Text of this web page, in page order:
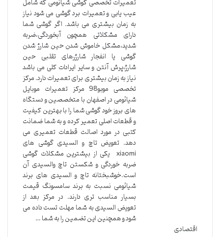
تعمیرات تخصصی گوشی شیائومی که شامل
عیب یابی و تعمیرات برد گوشی می شود نیاز
به زمان بیشتری می باشد. اگر گوشی شما
دارای مشکلاتی همچون آبخوردگی،ضربه
شدید،مشکل خاموش شدن حین شارژ شدن
گوشی یا انفجار شارژرهای تقلبی حین
شارژ،پرش آنتن و سایر ایرادات کلی می باشد
نیاز به زمان بیشتری برای تعمیرات دارد. مرکز
تخصصی موبو98 مرکز تعمیرات موبایل
شیائومی در اصفهان با متخصصین و دستگاه
های بروز خود گوشی شما را با بهترین کیفیت
و قطعات اصلی تعمیر کرده و به شما ضمانت
کتبی در مورد اصالت قطعات تعمیری می
دهد. تعویض تاچ و السیدی گوشی های
xiaomi یکی از بیشترین مشکلات گوشی
ضربه خوردگی و شکستن تاچ والسیدی آن
است.خوشبختانه تاچ و السیدی های برند
شیائومی نسبت به برند سامسونگ قیمت
بسیار مناسب تری دارند. در مرکز بعد از
تعویض السیدی به شما مهلت تست داده می
شود و همچنین این تضمین را به شما …
اقتصادی